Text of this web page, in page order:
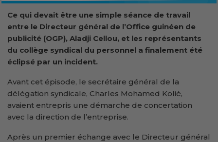
Ce qui devait être une simple séance de travail
entre le Directeur général de l’Office guinéen de
publicité (OGP), Aladji Cellou, et les représentants
du collège syndical du personnel a finalement été
éclipsé par un incident.
Avant cet épisode, le secrétaire général de la
délégation syndicale, Charles Mohamed Kolié,
avaient entrepris une démarche de concertation
avec la direction de l’entreprise.
Après un premier échange avec le Directeur général